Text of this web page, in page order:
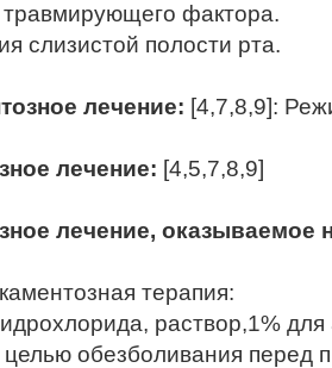
фактора.
слизистой полости рта.
лечение: [4,7,8,9]:
лечение: [4,5,7,8,9]
лечение, оказываемое
терапия:
раствор,1%
целью обезболивания перед